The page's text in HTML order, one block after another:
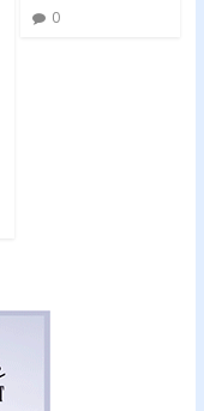
0